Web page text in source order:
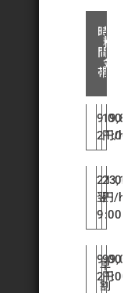
時
間
帯
料
金
9:00
21:00
円/h
翌
9:00
円/h
早
割
9:00
21:00
円